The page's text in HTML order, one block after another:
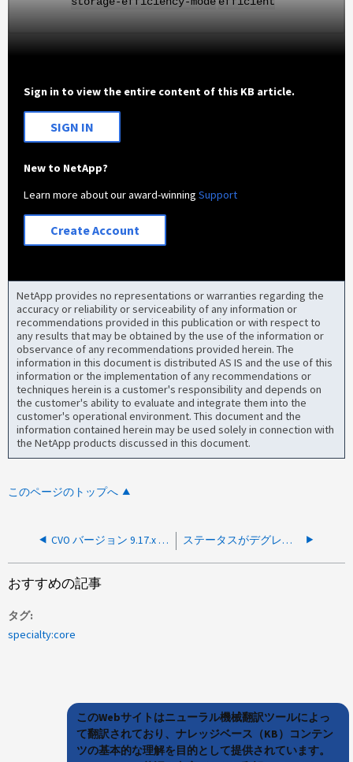
Sign in to view the entire content of this KB article.
SIGN IN
New to NetApp?
Learn more about our award-winningSupport
Create Account
NetApp provides no representations or warranties regarding the
accuracy or reliability or serviceability of any information or
recommendations provided in this publication or with respect to
any results that may be obtained by the use of the information or
observance of any recommendations provided herein. The
information in this document is distributed AS IS and the use of this
information or the implementation of any recommendations or
techniques herein is a customer's responsibility and depends on
the customer's ability to evaluate and integrate them into the
customer's operational environment. This document and the
information contained herein may be used solely in connection with
the NetApp products discussed in this document.
このページのトップへ
CVO バージョン 9.17.x は NetApp Console でアップグレードできません ステータスがデグレードのCVO：「Failed to establish HTTP connection to the mediator」
おすすめの記事
タグ
specialty:core
このWebサイトはニューラル機械翻訳ツールによっ
て翻訳されており、ナレッジベース（KB）コンテン
ツの基本的な理解を目的として提供されています。